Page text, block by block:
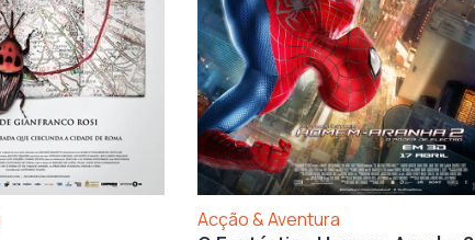
Acção & Aventura